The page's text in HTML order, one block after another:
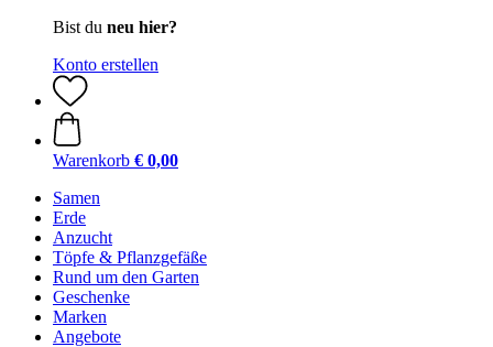
Bist du neu hier?
Konto erstellen
Warenkorb € 0,00
Samen
Erde
Anzucht
Töpfe & Pflanzgefäße
Rund um den Garten
Geschenke
Marken
Angebote